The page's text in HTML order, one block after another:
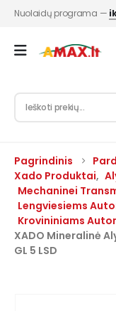
Nuolaidų programa —
Pagrindinis
Xado Produktai,
Mechaninei
Lengviesiems
Krovininiams
XADO Mineralinė
GL 5 LSD